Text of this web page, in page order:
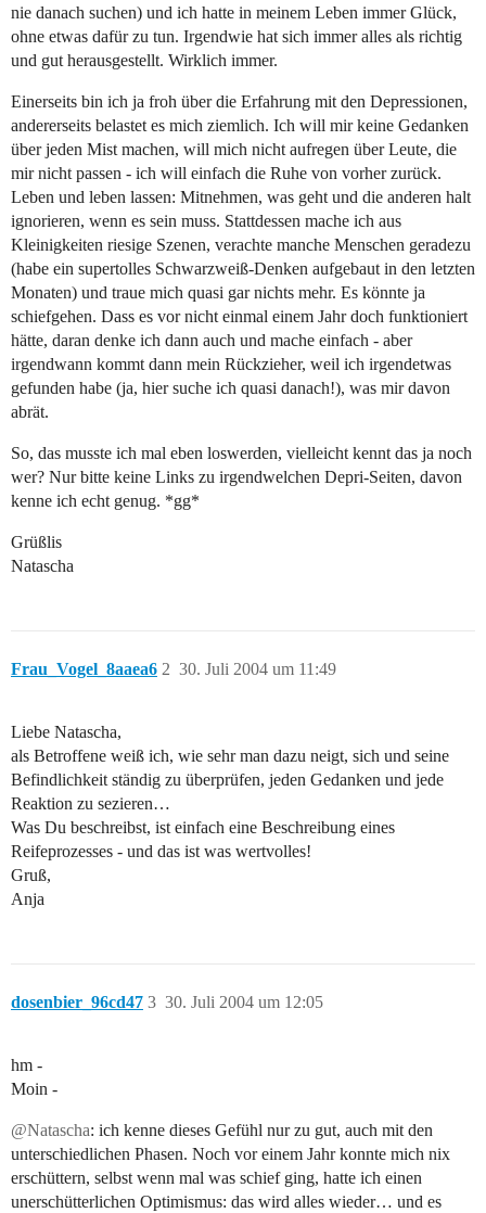
nie danach suchen) und ich hatte in meinem Leben immer Glück,
ohne etwas dafür zu tun. Irgendwie hat sich immer alles als richtig
und gut herausgestellt. Wirklich immer.
Einerseits bin ich ja froh über die Erfahrung mit den Depressionen,
andererseits belastet es mich ziemlich. Ich will mir keine Gedanken
über jeden Mist machen, will mich nicht aufregen über Leute, die
mir nicht passen - ich will einfach die Ruhe von vorher zurück.
Leben und leben lassen: Mitnehmen, was geht und die anderen halt
ignorieren, wenn es sein muss. Stattdessen mache ich aus
Kleinigkeiten riesige Szenen, verachte manche Menschen geradezu
(habe ein supertolles Schwarzweiß-Denken aufgebaut in den letzten
Monaten) und traue mich quasi gar nichts mehr. Es könnte ja
schiefgehen. Dass es vor nicht einmal einem Jahr doch funktioniert
hätte, daran denke ich dann auch und mache einfach - aber
irgendwann kommt dann mein Rückzieher, weil ich irgendetwas
gefunden habe (ja, hier suche ich quasi danach!), was mir davon
abrät.
So, das musste ich mal eben loswerden, vielleicht kennt das ja noch
wer? Nur bitte keine Links zu irgendwelchen Depri-Seiten, davon
kenne ich echt genug. *gg*
Grüßlis
Natascha
Frau_Vogel_8aaea6 30. Juli 2004 um 11:49
2
Liebe Natascha,
als Betroffene weiß ich, wie sehr man dazu neigt, sich und seine
Befindlichkeit ständig zu überprüfen, jeden Gedanken und jede
Reaktion zu sezieren…
Was Du beschreibst, ist einfach eine Beschreibung eines
Reifeprozesses - und das ist was wertvolles!
Gruß,
Anja
dosenbier_96cd47 30. Juli 2004 um 12:05
3
hm -
Moin -
@Natascha: ich kenne dieses Gefühl nur zu gut, auch mit den
unterschiedlichen Phasen. Noch vor einem Jahr konnte mich nix
erschüttern, selbst wenn mal was schief ging, hatte ich einen
unerschütterlichen Optimismus: das wird alles wieder… und es